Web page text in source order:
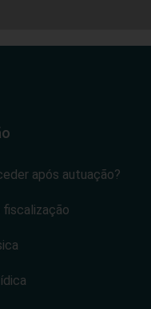
após autuação?
fiscalização